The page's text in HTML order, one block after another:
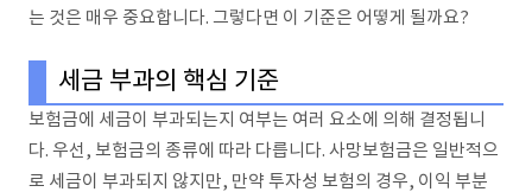
는 것은 매우 중요합니다. 그렇다면 이 기준은 어떻게 될까요?
세금 부과의 핵심 기준
보험금에 세금이 부과되는지 여부는 여러 요소에 의해 결정됩니
다. 우선, 보험금의 종류에 따라 다릅니다. 사망보험금은 일반적으
로 세금이 부과되지 않지만, 만약 투자성 보험의 경우, 이익 부분